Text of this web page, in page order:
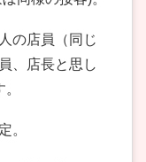
の店員（同じ
、店長と思し
。